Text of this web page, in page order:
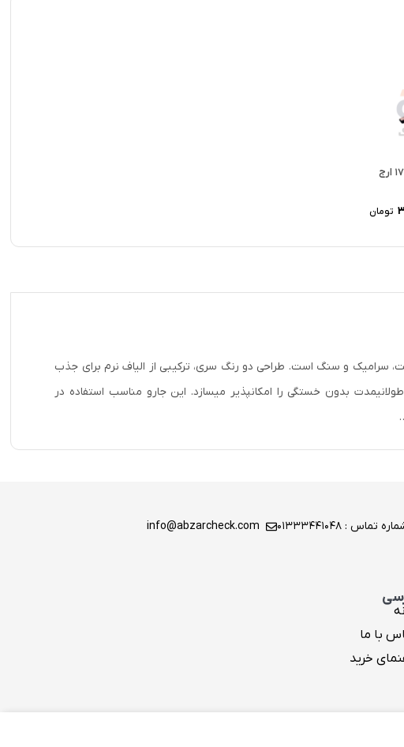
تومان
ملایم و مؤثر سطوح صاف مانند پارکت، سرامیک و سنگ است. طراحی دو رنگ سری، ترکیبی از الیاف نرم برای جذب
بدون خستگی را امکانپذیر میسازد. این جارو مناسب استفاده در
تماس : 01333441048 info@abzarcheck.com
با ما
خرید